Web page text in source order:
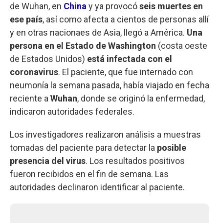
de Wuhan, en China y ya provocóseis muertes en
ese país, así como afecta a cientos de personas allí
y en otras nacionaes de Asia, llegó a América. Una
persona en el Estado de Washington (costa oeste
de Estados Unidos) está infectada con el
coronavirus. El paciente, que fue internado con
neumonía la semana pasada, había viajado en fecha
reciente a Wuhan, donde se originó la enfermedad,
indicaron autoridades federales.
Los investigadores realizaron análisis a muestras
tomadas del paciente para detectar la posible
presencia del virus. Los resultados positivos
fueron recibidos en el fin de semana. Las
autoridades declinaron identificar al paciente.